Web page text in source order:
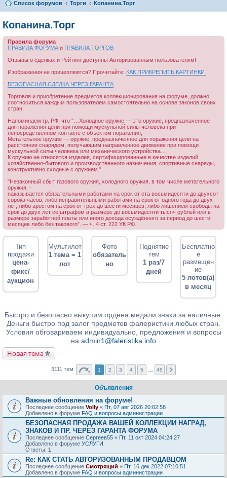
Список форумов Торги Копанина.Торг
Копанина.Торг
Правила форума
ПРАВИЛА ФОРУМА и ПРАВИЛА ТОРГОВ
Отзывы о сделках и Рейтинг доступны Авторизованным пользователям!
Изображения не прицепляются? Прочитайте: КАК ПРИКРЕПИТЬ КАРТИНКИ
БЕЗОПАСНАЯ СДЕЛКА ЧЕРЕЗ ГАРАНТА
Торговля и приобретение предметов коллекционирования на форуме, должно
соотноситься каждым пользователем самостоятельно на основе законов своих
стран.
Напоминаем гр. РФ, что "…Холодное оружие — это оружие, предназначенное
для поражения цели при помощи мускульной силы человека при
непосредственном контакте с объектом поражения;
Метательное оружие — оружие, предназначенное для поражения цели на
расстоянии снарядом, получающим направленное движение при помощи
мускульной силы человека или механического устройства…
К оружию не относятся изделия, сертифицированные в качестве изделий
хозяйственно-бытового и производственного назначения, спортивные снаряды,
конструктивно сходные с оружием.".
"Незаконный сбыт газового оружия, холодного оружия, в том числе метательного
оружия, -
наказывается обязательными работами на срок от ста восьмидесяти до двухсот
сорока часов, либо исправительными работами на срок от одного года до двух
лет, либо арестом на срок от трех до шести месяцев, либо лишением свободы на
срок до двух лет со штрафом в размере до восьмидесяти тысяч рублей или в
размере заработной платы или иного дохода осуждённого за период до шести
месяцев либо без такового". — ч. 4 ст. 222 УК РФ.
Тип
продажи
цена-
фикс/
аукцион
Мультилот
1 тема = 1
лот
Фото
обязатель
но
Поднятие
тем
1 раз/7
дней
Бесплатно
е
размещен
ие
5 лотов(а)
в месяц
Быстро и безопасно выкупим ордена медали знаки за наличные.
Деньги быстро под залог предметов фалеристики любых стран.
Условия обговариваем индивидуально, предложения и вопросы
на admin1@faleristika.info
Новая тема
3111 тем 1 2 3 4 5 45
Объявления
Важные обновления на форуме!
Последнее сообщение Volly « Пт, 07 авг 2026 20:02:58
Добавлено в форуме FAQ и вопросы администрации
БЕЗОПАСНАЯ ПРОДАЖА ВАШЕЙ КОЛЛЕКЦИИ НАГРАД,
ЗНАКОВ И ПР. ЧЕРЕЗ ГАРАНТА ФОРУМА
Последнее сообщение Сергеев55 « Пт, 11 окт 2024 04:24:27
Добавлено в форуме УСЛУГИ
Ответы: 1
Re: КАК СТАТЬ АВТОРИЗОВАННЫМ ПРОДАВЦОМ
Последнее сообщение Смотрящий « Пт, 16 дек 2022 07:10:51
Добавлено в форуме FAQ и вопросы администрации